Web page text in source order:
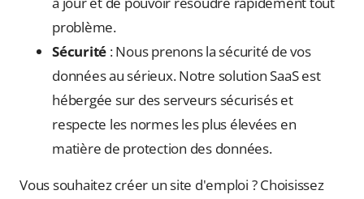
problème.
Sécurité : Nous prenons la sécurité de vos
données au sérieux. Notre solution SaaS est
hébergée sur des serveurs sécurisés et
respecte les normes les plus élevées en
matière de protection des données.
Vous souhaitez créer un site d'emploi ? Choisissez